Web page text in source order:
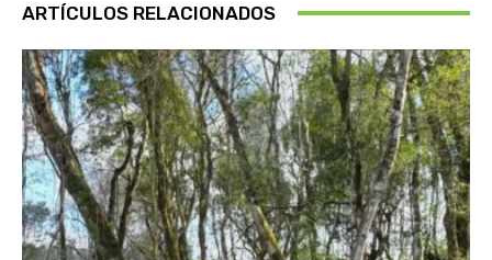
ARTÍCULOS RELACIONADOS